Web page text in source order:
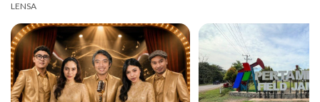
LENSA